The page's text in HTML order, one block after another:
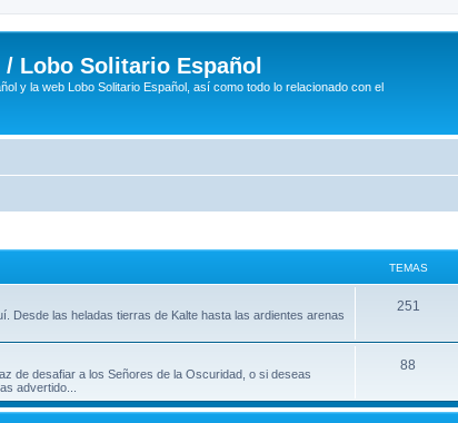
Lobo Solitario Español
y la web Lobo Solitario Español, así como todo lo relacionado con el
TEMAS
Desde las heladas tierras de Kalte hasta las ardientes arenas
251
de desafiar a los Señores de la Oscuridad, o si deseas
advertido...
88